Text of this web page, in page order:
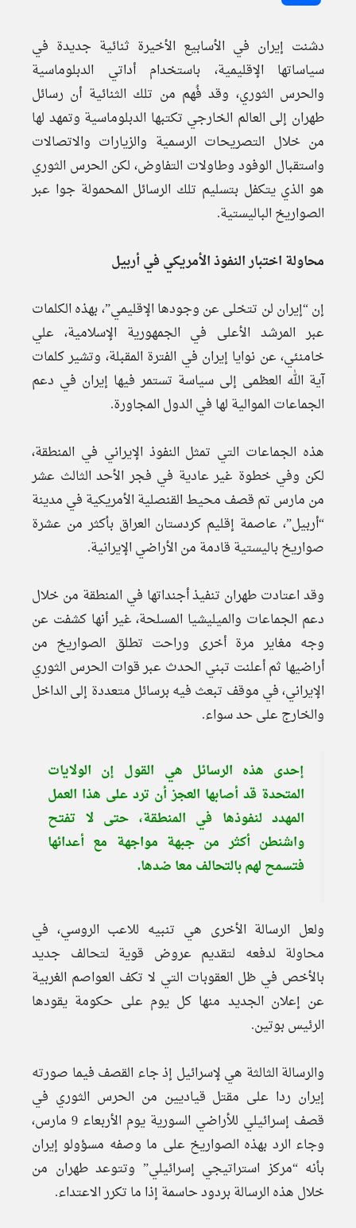
دشنت إيران في الأسابيع الأخيرة ثنائية جديدة في
سياساتها الإقليمية، باستخدام أداتي الدبلوماسية
والحرس الثوري، وقد فُهم من تلك الثنائية أن رسائل
طهران إلى العالم الخارجي تكتبها الدبلوماسية وتمهد لها
من خلال التصريحات الرسمية والزيارات والاتصالات
واستقبال الوفود وطاولات التفاوض، لكن الحرس الثوري
هو الذي يتكفل بتسليم تلك الرسائل المحمولة جوا عبر
الصواريخ الباليستية.
محاولة اختبار النفوذ الأمريكي في أربيل
إن “إيران لن تتخلى عن وجودها الإقليمي”، بهذه الكلمات
عبر المرشد الأعلى في الجمهورية الإسلامية، علي
خامنئي، عن نوايا إيران في الفترة المقبلة، وتشير كلمات
آية الله العظمى إلى سياسة تستمر فيها إيران في دعم
الجماعات الموالية لها في الدول المجاورة.
هذه الجماعات التي تمثل النفوذ الإيراني في المنطقة،
لكن وفي خطوة غير عادية في فجر الأحد الثالث عشر
من مارس تم قصف محيط القنصلية الأمريكية في مدينة
“أربيل”، عاصمة إقليم كردستان العراق بأكثر من عشرة
صواريخ باليستية قادمة من الأراضي الإيرانية.
وقد اعتادت طهران تنفيذ أجنداتها في المنطقة من خلال
دعم الجماعات والميليشيا المسلحة، غير أنها كشفت عن
وجه مغاير مرة أخرى وراحت تطلق الصواريخ من
أراضيها ثم أعلنت تبني الحدث عبر قوات الحرس الثوري
الإيراني، في موقف تبعث فيه برسائل متعددة إلى الداخل
والخارج على حد سواء.
إحدى هذه الرسائل هي القول إن الولايات
المتحدة قد أصابها العجز أن ترد على هذا العمل
المهدد لنفوذها في المنطقة، حتى لا تفتح
واشنطن أكثر من جبهة مواجهة مع أعدائها
فتسمح لهم بالتحالف معا ضدها.
ولعل الرسالة الأخرى هي تنبيه للاعب الروسي، في
محاولة لدفعه لتقديم عروض قوية لتحالف جديد
بالأخص في ظل العقوبات التي لا تكف العواصم الغربية
عن إعلان الجديد منها كل يوم على حكومة يقودها
الرئيس بوتين.
والرسالة الثالثة هي لإسرائيل إذ جاء القصف فيما صورته
إيران ردا على مقتل قياديين من الحرس الثوري في
قصف إسرائيلي للأراضي السورية يوم الأربعاء 9 مارس،
وجاء الرد بهذه الصواريخ على ما وصفه مسؤولو إيران
بأنه “مركز استراتيجي إسرائيلي” وتتوعد طهران من
خلال هذه الرسالة بردود حاسمة إذا ما تكرر الاعتداء.